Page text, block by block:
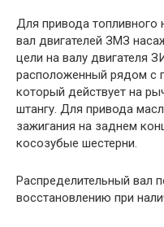
Для привода топливного
вал двигателей ЗМЗ
цели на валу двигателя
расположенный рядом с
который действует на
штангу. Для привода
зажигания на заднем
косозубые шестерни.
Распределительный вал
восстановлению при